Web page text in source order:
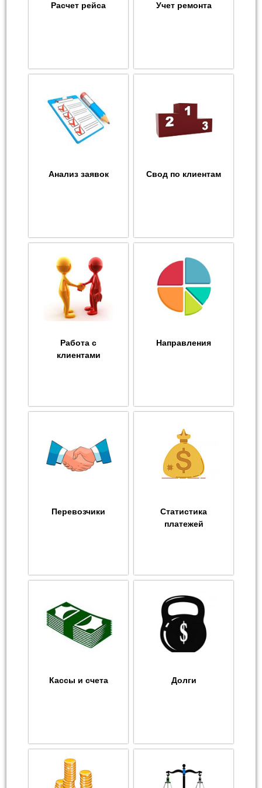
Расчет рейса Учет ремонта
Анализ заявок Свод по клиентам
Работа с
клиентами
Направления
Перевозчики
Статистика
платежей
Кассы и счета Долги